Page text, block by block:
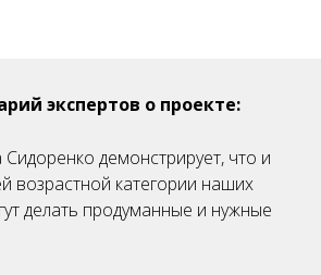
экспертов о проекте:
демонстрирует, что и
возрастной категории наших
делать продуманные и нужные